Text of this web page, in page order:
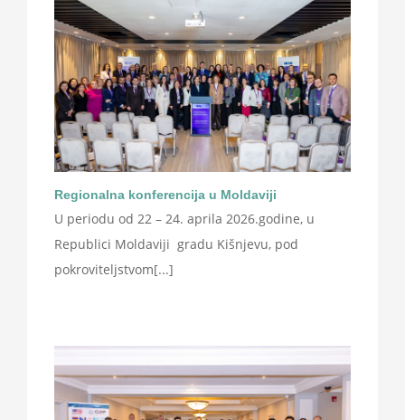
Regionalna konferencija u Moldaviji
U periodu od 22 – 24. aprila 2026.godine, u
Republici Moldaviji gradu Kišnjevu, pod
pokroviteljstvom[...]